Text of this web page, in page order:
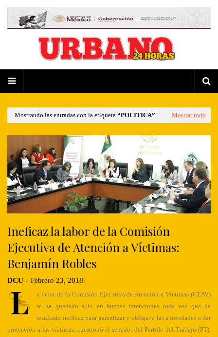
Mostrando las entradas con la etiqueta POLITICA Mostrar todo
Ineficaz la labor de la Comisión
Ejecutiva de Atención a Víctimas:
Benjamín Robles
DCU - Febrero 23, 2018
L
a labor de la Comisión Ejecutiva de Atención a Víctimas (CEAV)
se ha quedado solo en buenas intenciones toda vez que ha
resultado ineficaz para garantizar y obligar a las autoridades a dar
protección a las víctimas, cuestionó el senador del Partido del Trabajo (PT),